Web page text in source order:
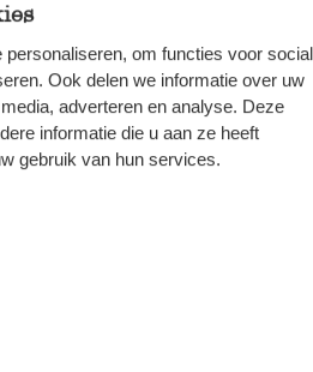
om functies voor social
Ook delen we informatie over uw
adverteren en analyse. Deze
informatie die u aan ze heeft
gebruik van hun services.